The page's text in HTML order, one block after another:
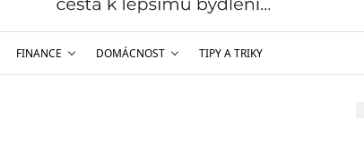
FINANCE DOMÁCNOST TIPY A TRIKY